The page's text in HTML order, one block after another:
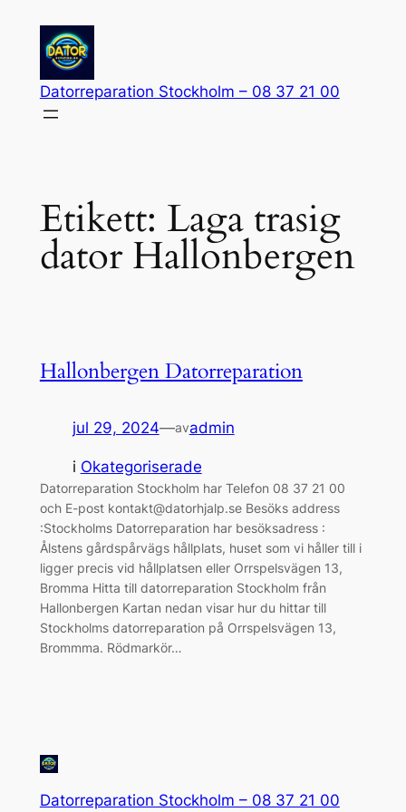
innehåll
Datorreparation Stockholm – 08 37 21 00
Etikett: Laga trasig
dator Hallonbergen
Hallonbergen Datorreparation
jul 29, 2024—avadmin
i Okategoriserade
Datorreparation Stockholm har Telefon 08 37 21 00
och E-post kontakt@datorhjalp.se Besöks address
:Stockholms Datorreparation har besöksadress :
Ålstens gårdspårvägs hållplats, huset som vi håller till i
ligger precis vid hållplatsen eller Orrspelsvägen 13,
Bromma Hitta till datorreparation Stockholm från
Hallonbergen Kartan nedan visar hur du hittar till
Stockholms datorreparation på Orrspelsvägen 13,
Brommma. Rödmarkör…
Datorreparation Stockholm – 08 37 21 00